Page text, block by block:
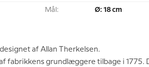
Mål: Ø: 18 cm
af Allan Therkelsen.
fabrikkens grundlæggere tilbage i